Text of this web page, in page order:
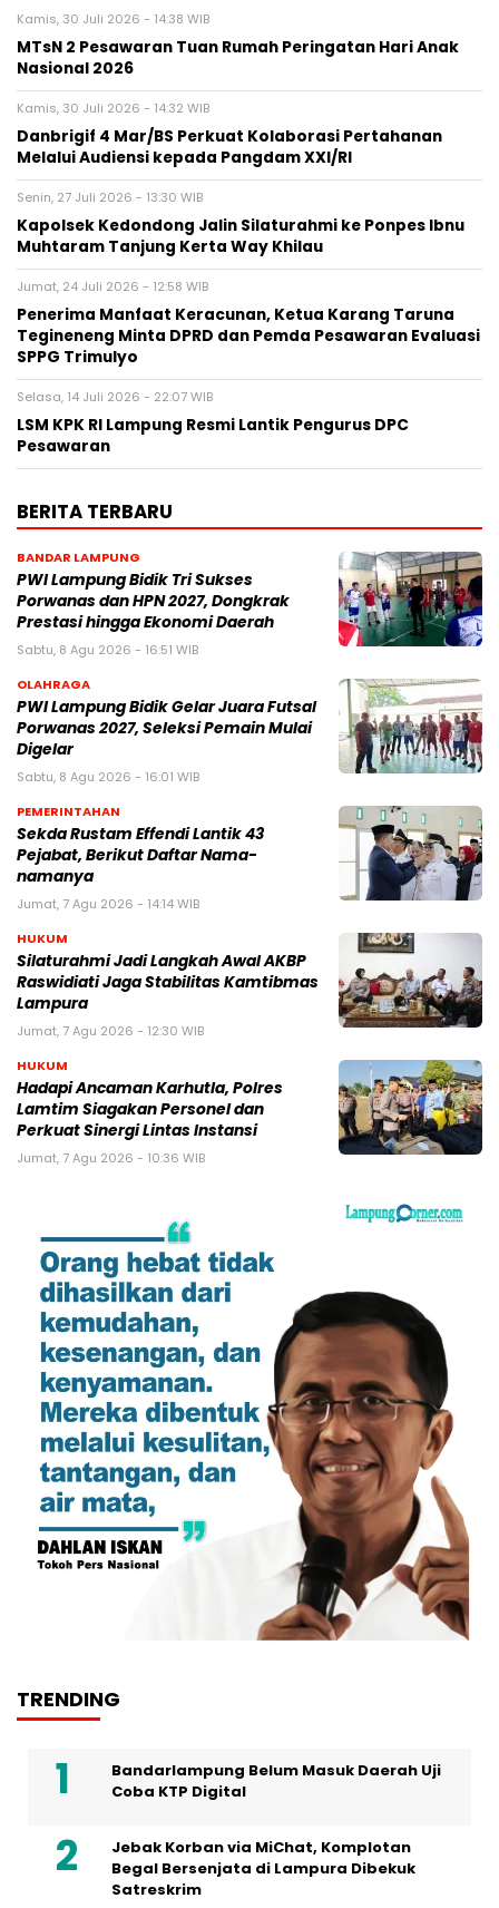
Kamis, 30 Juli 2026 - 14:38 WIB
MTsN 2 Pesawaran Tuan Rumah Peringatan Hari Anak
Nasional 2026
Kamis, 30 Juli 2026 - 14:32 WIB
Danbrigif 4 Mar/BS Perkuat Kolaborasi Pertahanan
Melalui Audiensi kepada Pangdam XXI/RI
Senin, 27 Juli 2026 - 13:30 WIB
Kapolsek Kedondong Jalin Silaturahmi ke Ponpes Ibnu
Muhtaram Tanjung Kerta Way Khilau
Jumat, 24 Juli 2026 - 12:58 WIB
Penerima Manfaat Keracunan, Ketua Karang Taruna
Tegineneng Minta DPRD dan Pemda Pesawaran Evaluasi
SPPG Trimulyo
Selasa, 14 Juli 2026 - 22:07 WIB
LSM KPK RI Lampung Resmi Lantik Pengurus DPC
Pesawaran
BERITA TERBARU
BANDAR LAMPUNG
PWI Lampung Bidik Tri Sukses
Porwanas dan HPN 2027, Dongkrak
Prestasi hingga Ekonomi Daerah
Sabtu, 8 Agu 2026 - 16:51 WIB
OLAHRAGA
PWI Lampung Bidik Gelar Juara Futsal
Porwanas 2027, Seleksi Pemain Mulai
Digelar
Sabtu, 8 Agu 2026 - 16:01 WIB
PEMERINTAHAN
Sekda Rustam Effendi Lantik 43
Pejabat, Berikut Daftar Nama-
namanya
Jumat, 7 Agu 2026 - 14:14 WIB
HUKUM
Silaturahmi Jadi Langkah Awal AKBP
Raswidiati Jaga Stabilitas Kamtibmas
Lampura
Jumat, 7 Agu 2026 - 12:30 WIB
HUKUM
Hadapi Ancaman Karhutla, Polres
Lamtim Siagakan Personel dan
Perkuat Sinergi Lintas Instansi
Jumat, 7 Agu 2026 - 10:36 WIB
TRENDING
Bandarlampung Belum Masuk Daerah Uji
Coba KTP Digital
Jebak Korban via MiChat, Komplotan
Begal Bersenjata di Lampura Dibekuk
Satreskrim